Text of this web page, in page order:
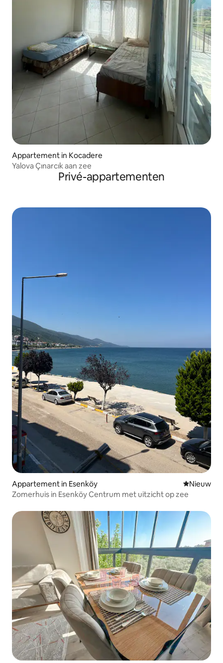
Appartement in Kocadere
Yalova Çınarcık aan zee
Privé-appartementen
Appartement in Esenköy Nieuwe
Nieuw
Zomerhuis in Esenköy Centrum met uitzicht op zee